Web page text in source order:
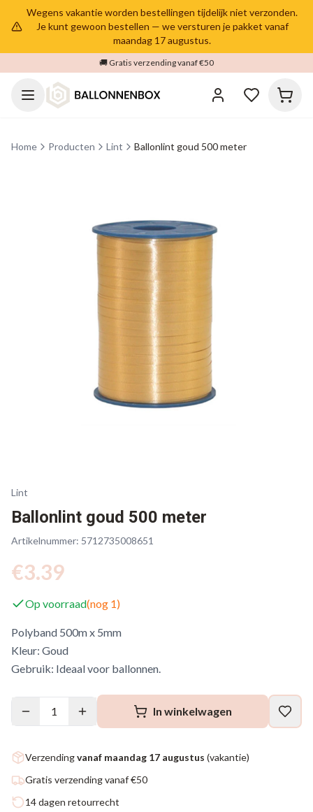
Wegens vakantie worden bestellingen tijdelijk niet verzonden.
Je kunt gewoon bestellen — we versturen je pakket vanaf
maandag 17 augustus.
🚚 Gratis verzending vanaf €50
Home Producten Lint Ballonlint goud 500 meter
Lint
Ballonlint goud 500 meter
Artikelnummer: 5712735008651
€3.39
Op voorraad(nog 1)
Polyband 500m x 5mm
Kleur: Goud
Gebruik: Ideaal voor ballonnen.
1 In winkelwagen
Verzendingvanaf maandag 17 augustus (vakantie)
Gratis verzending vanaf €50
14 dagen retourrecht